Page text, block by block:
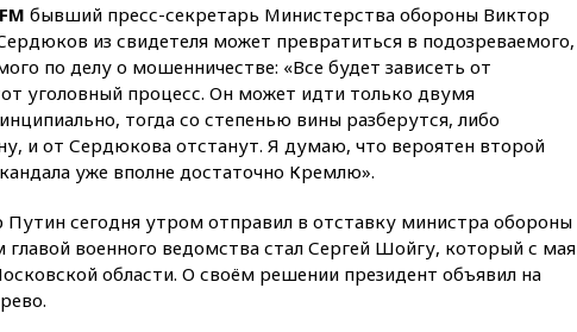
вчера, 23:00Пост Дмитриева в
X о миграционном кризисе в
Сеуте набрал миллион
просмотров
вчера, 22:49Минпромторг:
банкротство «Кванта» не
означает прекращения
производства телевизоров в
вчера, 22:35 Семь грузовых
вагонов сошли с рельсов в
Оренбургской области
бывший пресс-секретарь Министерства обороны Виктор
из свидетеля может превратиться в подозреваемого,
по делу о мошенничестве: «Все будет зависеть от
уголовный процесс. Он может идти только двумя
тогда со степенью вины разберутся, либо
и от Сердюкова отстанут. Я думаю, что вероятен второй
уже вполне достаточно Кремлю».
сегодня утром отправил в отставку министра обороны
военного ведомства стал Сергей Шойгу, который с мая
области. О своём решении президент объявил на